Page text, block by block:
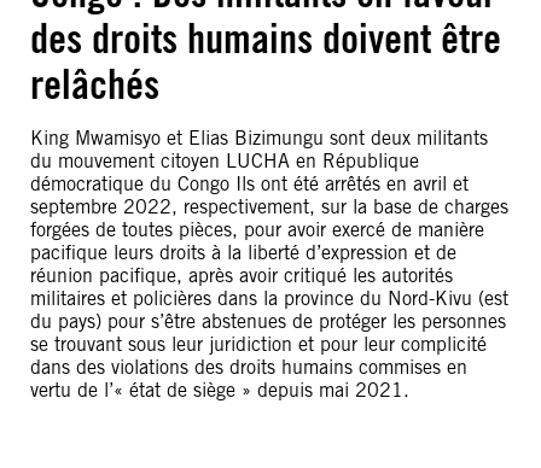
des droits humains doivent être
relâchés
King Mwamisyo et Elias Bizimungu sont deux militants
du mouvement citoyen LUCHA en République
démocratique du Congo Ils ont été arrêtés en avril et
septembre 2022, respectivement, sur la base de charges
forgées de toutes pièces, pour avoir exercé de manière
pacifique leurs droits à la liberté d’expression et de
réunion pacifique, après avoir critiqué les autorités
militaires et policières dans la province du Nord-Kivu (est
du pays) pour s’être abstenues de protéger les personnes
se trouvant sous leur juridiction et pour leur complicité
dans des violations des droits humains commises en
vertu de l’« état de siège » depuis mai 2021.